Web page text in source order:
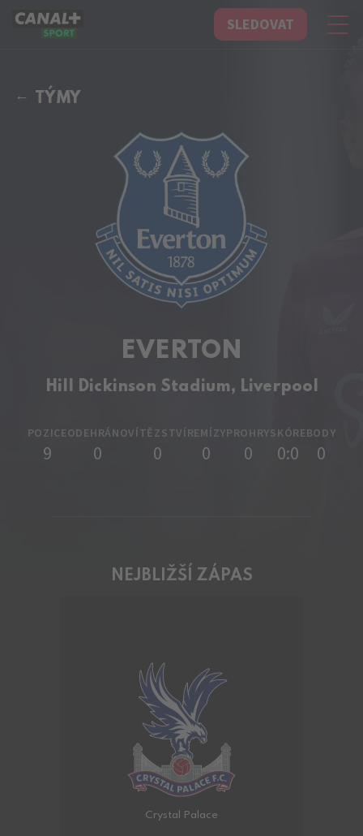
CANAL+ Sport SLEDOVAT
TÝMY
EVERTON
Hill Dickinson Stadium, Liverpool
POZICE
9
ODEHRÁNO
0
VÍTĚZSTVÍ
0
REMÍZY
0
PROHRY
0
SKÓRE
0:0
BODY
0
NEJBLIŽŠÍ ZÁPAS
Crystal Palace